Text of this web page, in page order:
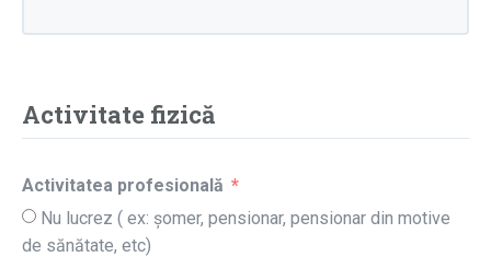
Activitate fizică
Activitatea profesională
Nu lucrez ( ex: șomer, pensionar, pensionar din motive
de sănătate, etc)